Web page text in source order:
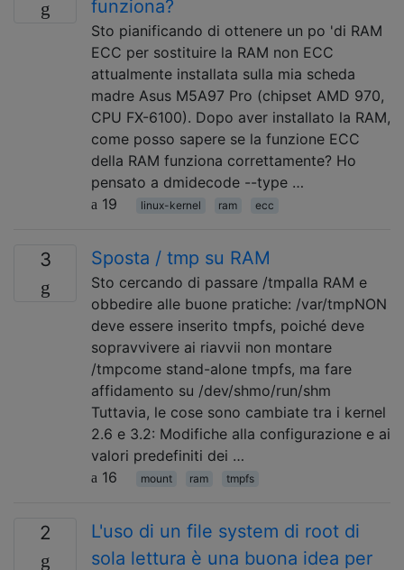
funziona?
Sto pianificando di ottenere un po 'di RAM
ECC per sostituire la RAM non ECC
attualmente installata sulla mia scheda
madre Asus M5A97 Pro (chipset AMD 970,
CPU FX-6100). Dopo aver installato la RAM,
come posso sapere se la funzione ECC
della RAM funziona correttamente? Ho
pensato a dmidecode --type …
19
linux-kernel ram ecc
3 Sposta / tmp su RAM
Sto cercando di passare /tmpalla RAM e
obbedire alle buone pratiche: /var/tmpNON
deve essere inserito tmpfs, poiché deve
sopravvivere ai riavvii non montare
/tmpcome stand-alone tmpfs, ma fare
affidamento su /dev/shmo/run/shm
Tuttavia, le cose sono cambiate tra i kernel
2.6 e 3.2: Modifiche alla configurazione e ai
valori predefiniti dei …
16
mount ram tmpfs
2
L'uso di un file system di root di
sola lettura è una buona idea per